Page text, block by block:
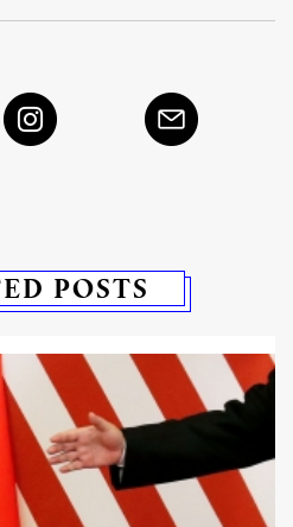
POSTS